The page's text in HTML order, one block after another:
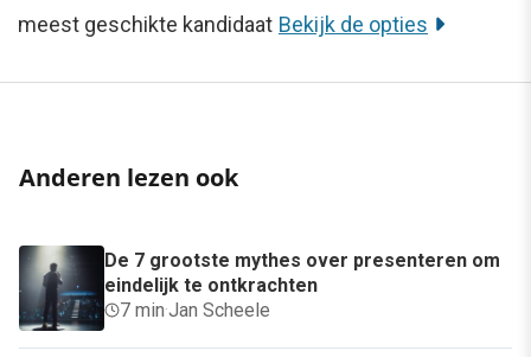
meest geschikte kandidaat Bekijk de opties
Anderen lezen ook
De 7 grootste mythes over presenteren om
eindelijk te ontkrachten
7 min·Jan Scheele